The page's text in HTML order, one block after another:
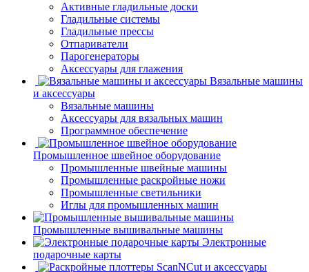
Активные гладильные доски
Гладильные системы
Гладильные прессы
Отпариватели
Парогенераторы
Аксессуары для глажения
Вязальные машины
и аксессуары
Вязальные машины
Аксессуары для вязальных машин
Программное обеспечение
Промышленное швейное оборудование
Промышленные швейные машины
Промышленные раскройные ножи
Промышленные светильники
Иглы для промышленных машин
Промышленные вышивальные машины
Электронные
подарочные карты